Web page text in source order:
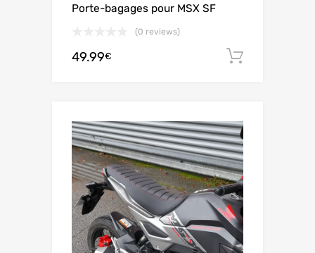
Porte-bagages pour MSX SF
(0 reviews)
49.99€